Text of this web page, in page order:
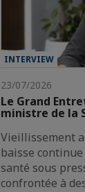
INTERVIEW
23/07/2026
Le Grand
ministre de la
Vieillissement
baisse
santé sous
confrontée à